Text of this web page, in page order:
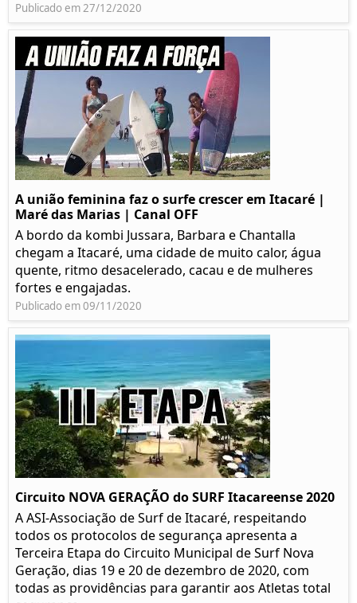
Publicado em 27/12/2020
A união feminina faz o surfe crescer em Itacaré |
Maré das Marias | Canal OFF
A bordo da kombi Jussara, Barbara e Chantalla
chegam a Itacaré, uma cidade de muito calor, água
quente, ritmo desacelerado, cacau e de mulheres
fortes e engajadas.
Publicado em 09/11/2020
Circuito NOVA GERAÇÃO do SURF Itacareense 2020
A ASI-Associação de Surf de Itacaré, respeitando
todos os protocolos de segurança apresenta a
Terceira Etapa do Circuito Municipal de Surf Nova
Geração, dias 19 e 20 de dezembro de 2020, com
todas as providências para garantir aos Atletas total